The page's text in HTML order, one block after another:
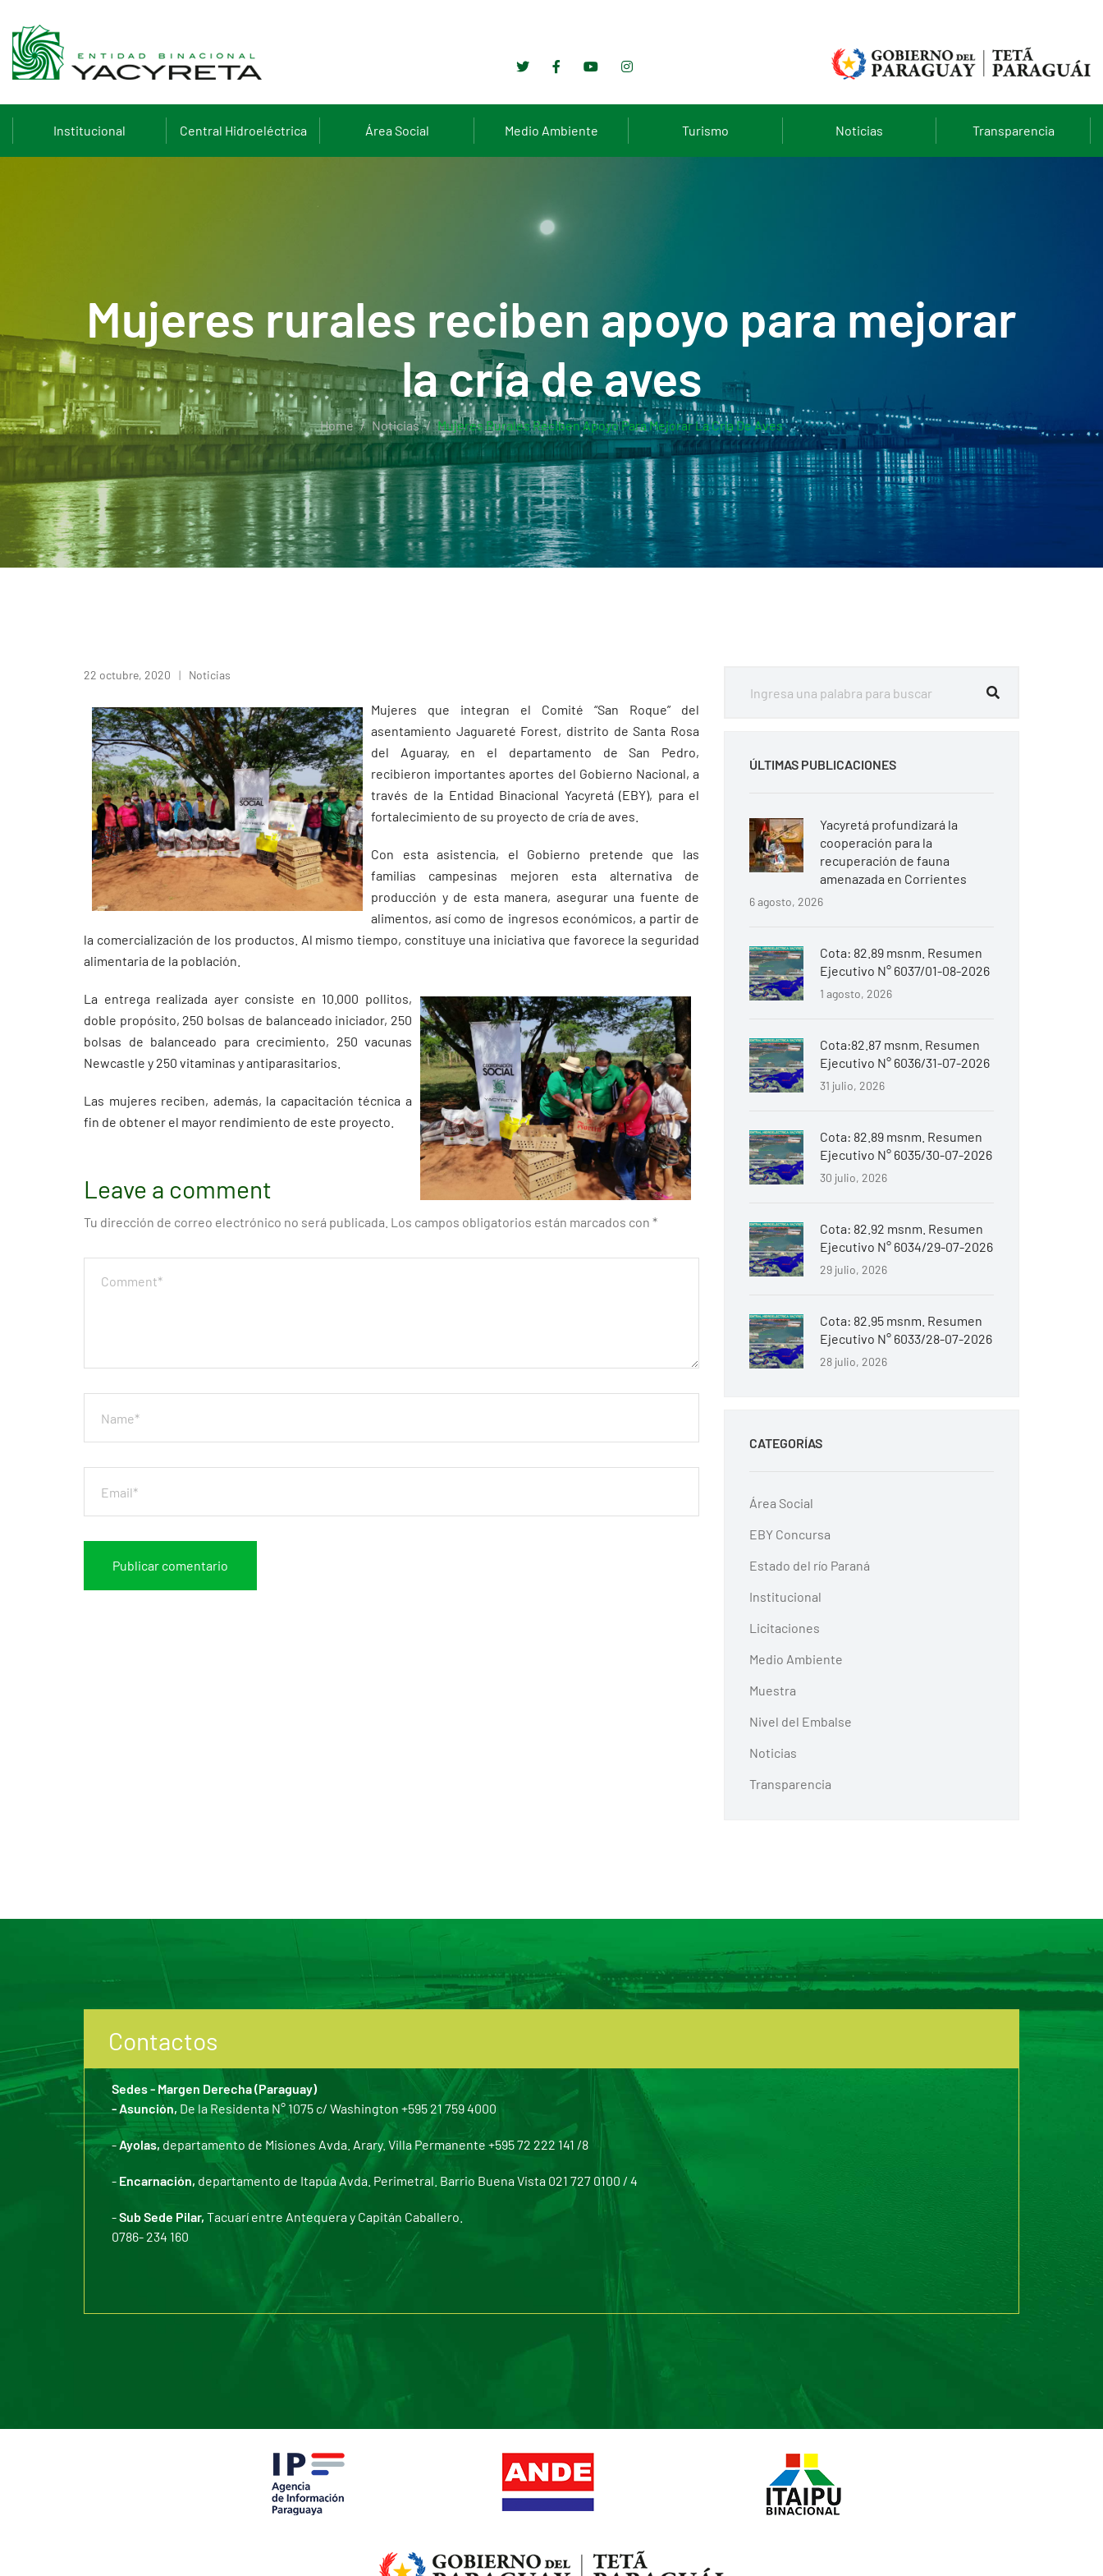
Institucional Central Hidroeléctrica Área Social Medio Ambiente Turismo Noticias Transparencia
Mujeres rurales reciben apoyo para mejorar
la cría de aves
Home Noticias Mujeres Rurales Reciben Apoyo Para Mejorar La Cría De Aves
22 octubre, 2020 Noticias
Mujeres que integran el Comité “San Roque” del
asentamiento Jaguareté Forest, distrito de Santa Rosa
del Aguaray, en el departamento de San Pedro,
recibieron importantes aportes del Gobierno Nacional, a
través de la Entidad Binacional Yacyretá (EBY), para el
fortalecimiento de su proyecto de cría de aves.
Con esta asistencia, el Gobierno pretende que las
familias campesinas mejoren esta alternativa de
producción y de esta manera, asegurar una fuente de
alimentos, así como de ingresos económicos, a partir de
la comercialización de los productos. Al mismo tiempo, constituye una iniciativa que favorece la seguridad
alimentaria de la población.
La entrega realizada ayer consiste en 10.000 pollitos,
doble propósito, 250 bolsas de balanceado iniciador, 250
bolsas de balanceado para crecimiento, 250 vacunas
Newcastle y 250 vitaminas y antiparasitarios.
Las mujeres reciben, además, la capacitación técnica a
fin de obtener el mayor rendimiento de este proyecto.
Leave a comment
Tu dirección de correo electrónico no será publicada. Los campos obligatorios están marcados con *
ÚLTIMAS PUBLICACIONES
Yacyretá profundizará la
cooperación para la
recuperación de fauna
amenazada en Corrientes
6 agosto, 2026
Cota: 82.89 msnm. Resumen
Ejecutivo N° 6037/01-08-2026
1 agosto, 2026
Cota:82.87 msnm. Resumen
Ejecutivo N° 6036/31-07-2026
31 julio, 2026
Cota: 82.89 msnm. Resumen
Ejecutivo N° 6035/30-07-2026
30 julio, 2026
Cota: 82.92 msnm. Resumen
Ejecutivo N° 6034/29-07-2026
29 julio, 2026
Cota: 82.95 msnm. Resumen
Ejecutivo N° 6033/28-07-2026
28 julio, 2026
CATEGORÍAS
Área Social
EBY Concursa
Estado del río Paraná
Institucional
Licitaciones
Medio Ambiente
Muestra
Nivel del Embalse
Noticias
Transparencia
Contactos
Sedes - Margen Derecha (Paraguay)
- Asunción, De la Residenta N° 1075 c/ Washington +595 21 759 4000
-Ayolas, departamento de Misiones Avda. Arary. Villa Permanente +595 72 222 141 /8
- Encarnación, departamento de Itapúa Avda. Perimetral. Barrio Buena Vista 021 727 0100 / 4
-Sub Sede Pilar, Tacuarí entre Antequera y Capitán Caballero.
0786- 234 160